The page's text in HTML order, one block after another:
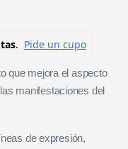
que mejora el aspecto
manifestaciones del
de expresión,